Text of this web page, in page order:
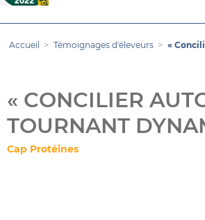
Accueil Témoignages d'éleveurs «
« CONCILIER
TOURNANT
Cap Protéines